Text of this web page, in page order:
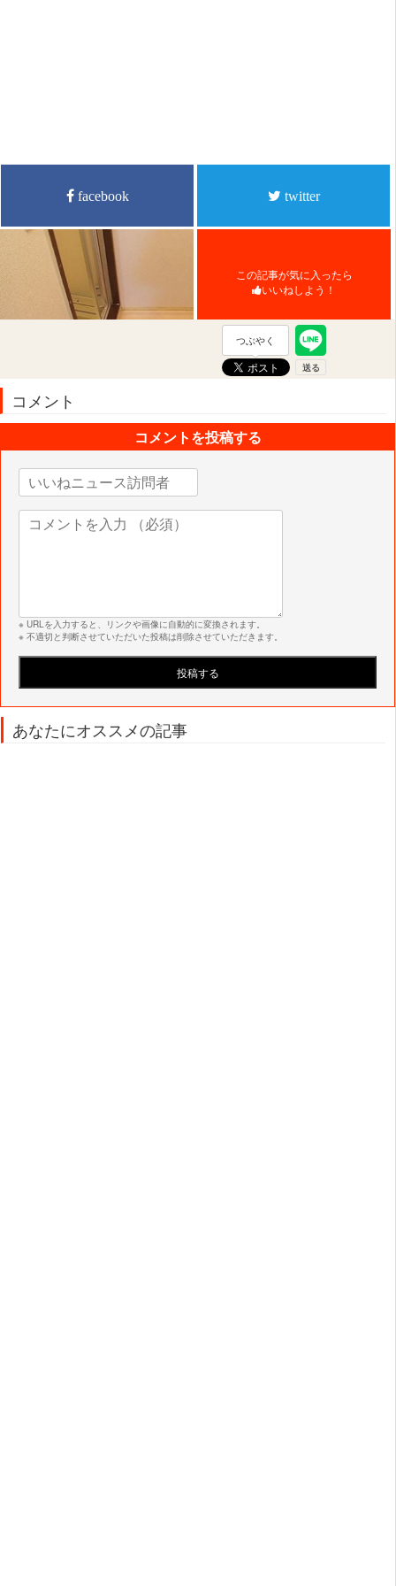
facebook twitter
この記事が気に入ったら
いいねしよう！
つぶやく
コメント
コメントを投稿する
※ URLを入力すると、リンクや画像に自動的に変換されます。
※ 不適切と判断させていただいた投稿は削除させていただきます。
あなたにオススメの記事